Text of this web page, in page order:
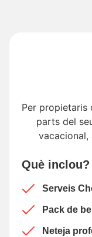
Per propietaris
parts del
Què inclou?
Serveis
Pack de
Neteja